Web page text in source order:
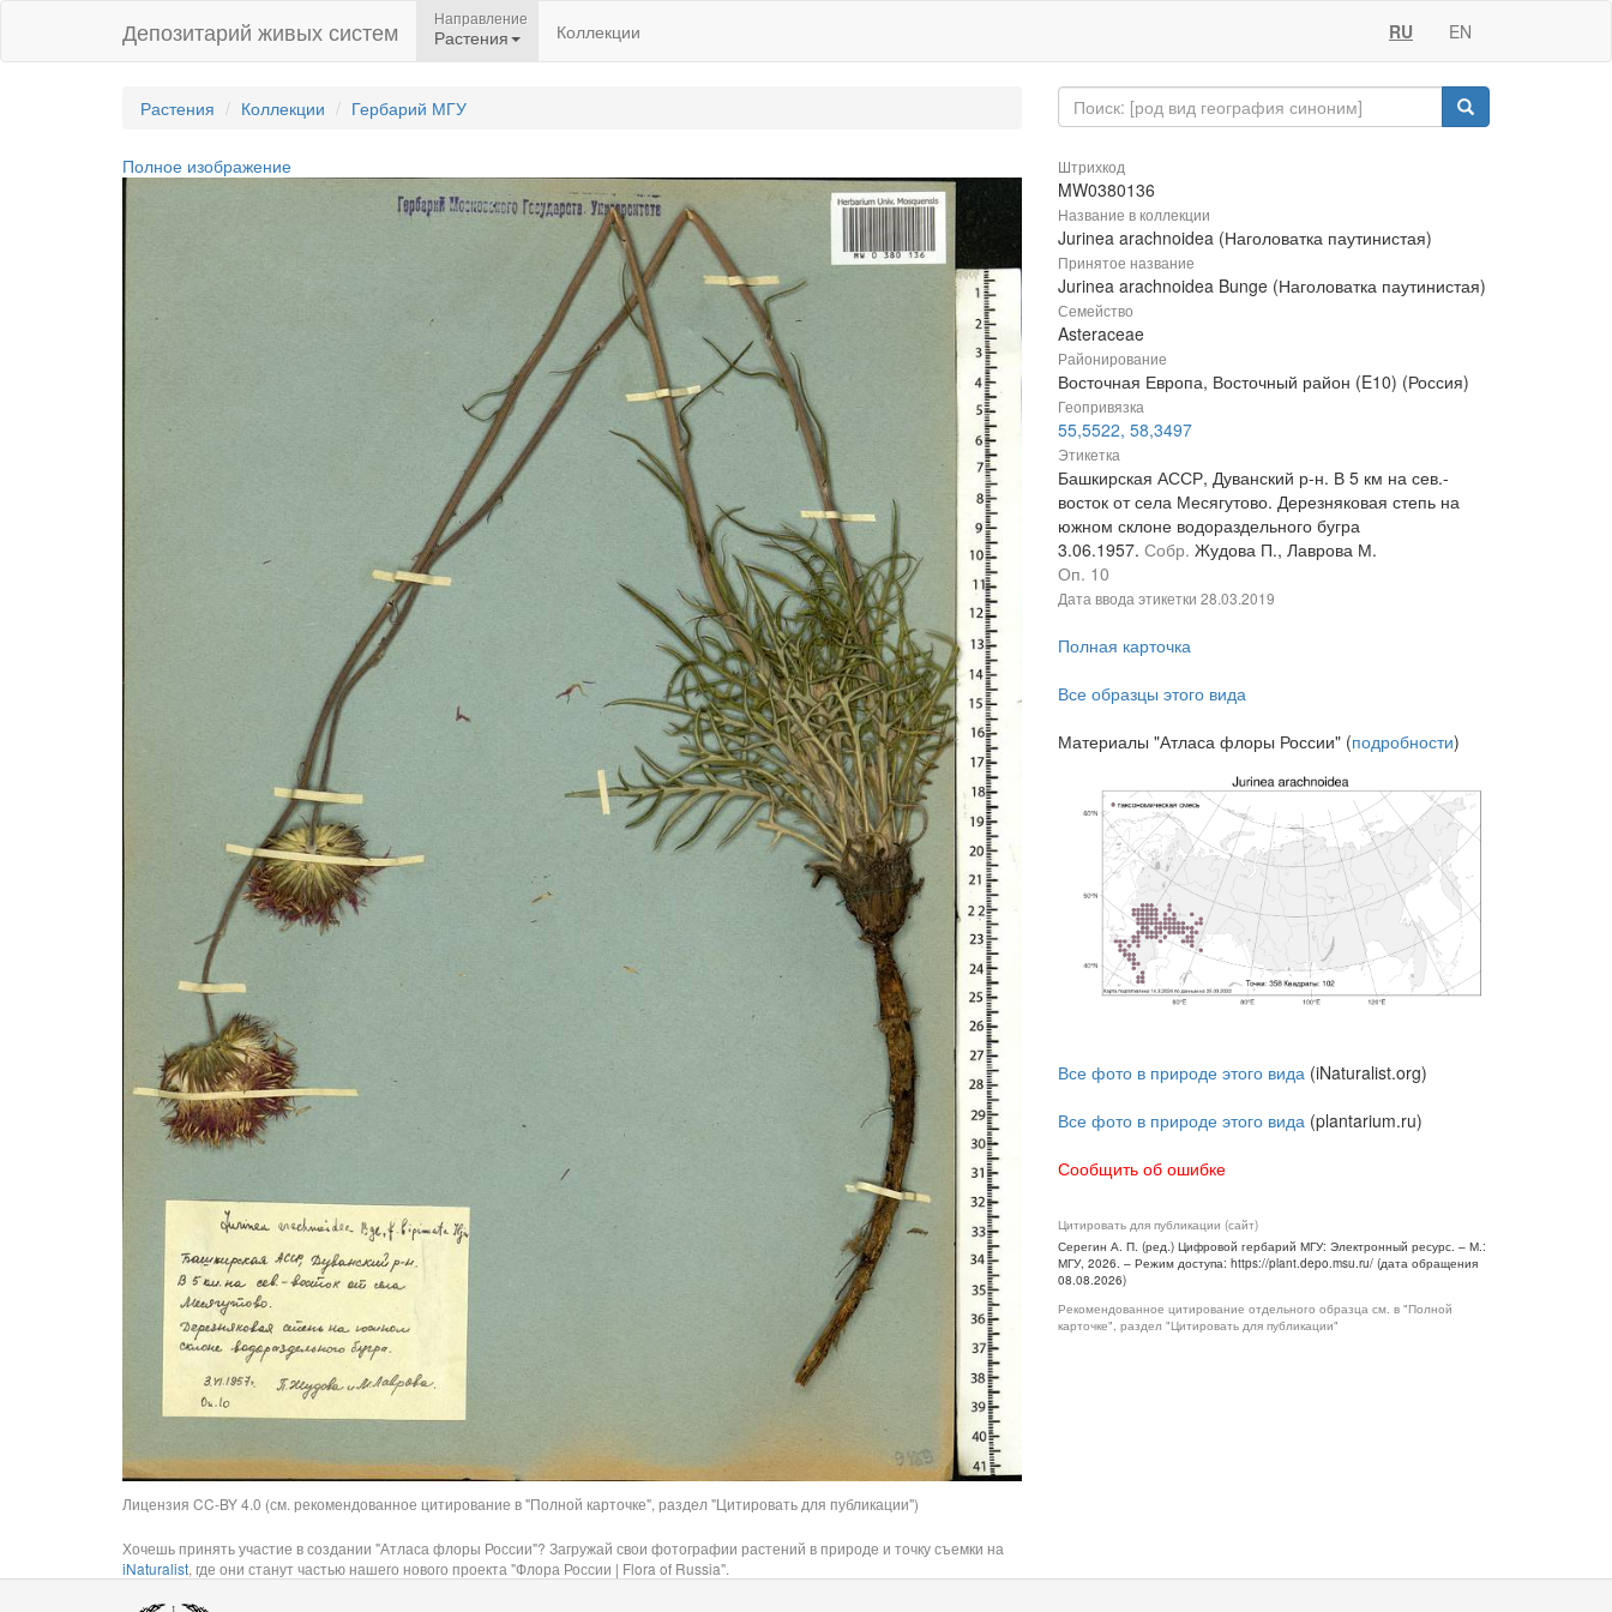
Депозитарий живых систем Направление
Растения Коллекции RU EN
Растения Коллекции Гербарий МГУ
Полное изображение
Лицензия CC-BY 4.0 (см. рекомендованное цитирование в "Полной карточке", раздел "Цитировать для публикации")
Хочешь принять участие в создании "Атласа флоры России"? Загружай свои фотографии растений в природе и точку съемки на
iNaturalist, где они станут частью нашего нового проекта "Флора России | Flora of Russia".
Штрихкод
MW0380136
Название в коллекции
Jurinea arachnoidea (Наголоватка паутинистая)
Принятое название
Jurinea arachnoidea Bunge (Наголоватка паутинистая)
Семейство
Asteraceae
Районирование
Восточная Европа, Восточный район (E10) (Россия)
Геопривязка
55,5522, 58,3497
Этикетка
Башкирская АССР, Дуванский р-н. В 5 км на сев.-
восток от села Месягутово. Дерезняковая степь на
южном склоне водораздельного бугра
3.06.1957. Собр. Жудова П., Лаврова М.
Оп. 10
Дата ввода этикетки 28.03.2019
Полная карточка
Все образцы этого вида
Материалы "Атласа флоры России" (подробности)
Все фото в природе этого вида (iNaturalist.org)
Все фото в природе этого вида (plantarium.ru)
Сообщить об ошибке
Цитировать для публикации (сайт)
Серегин А. П. (ред.) Цифровой гербарий МГУ: Электронный ресурс. – М.:
МГУ, 2026. – Режим доступа: https://plant.depo.msu.ru/ (дата обращения
08.08.2026)
Рекомендованное цитирование отдельного образца см. в "Полной
карточке", раздел "Цитировать для публикации"